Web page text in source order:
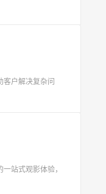
客户解决复杂问
站式观影体验，